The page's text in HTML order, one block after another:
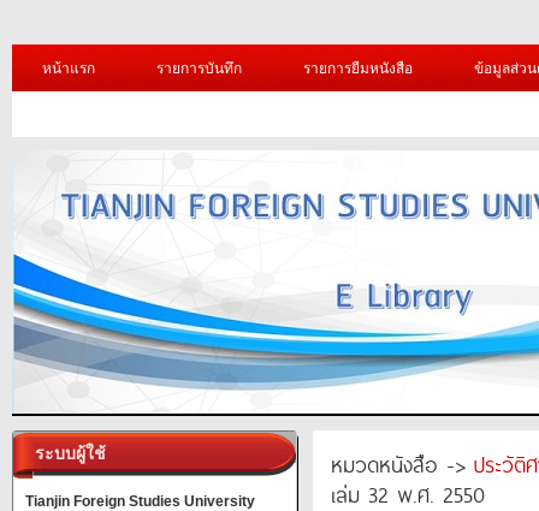
หน้าแรก รายการบันทึก รายการยืมหนังสือ ข้อมูลส่ว
ระบบผู้ใช้
Tianjin Foreign Studies University
หมวดหนังสือ -> ประวัติ
เล่ม 32 พ.ศ. 2550